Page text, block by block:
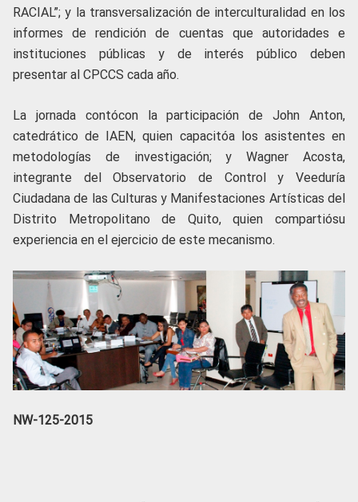
RACIAL”; y la transversalización de interculturalidad en los
informes de rendición de cuentas que autoridades e
instituciones públicas y de interés público deben
presentar al CPCCS cada año.
La jornada contócon la participación de John Anton,
catedrático de IAEN, quien capacitóa los asistentes en
metodologías de investigación; y Wagner Acosta,
integrante del Observatorio de Control y Veeduría
Ciudadana de las Culturas y Manifestaciones Artísticas del
Distrito Metropolitano de Quito, quien compartiósu
experiencia en el ejercicio de este mecanismo.
NW-125-2015